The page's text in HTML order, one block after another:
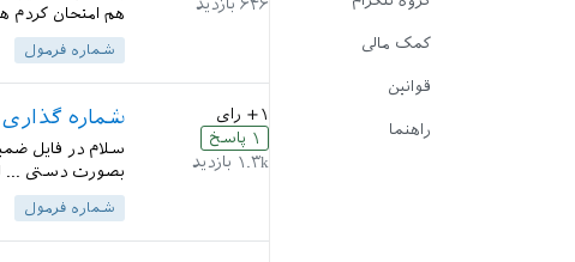
کمک مالی
قوانین
راهنما
۶۴۶ بازدید
هم امتحان کردم
شماره فرمول
+۱ رای
۱ پاسخ
۱.۳k بازدید
شماره
سلام در فایل
بصورت دستی ...
شماره فرمول